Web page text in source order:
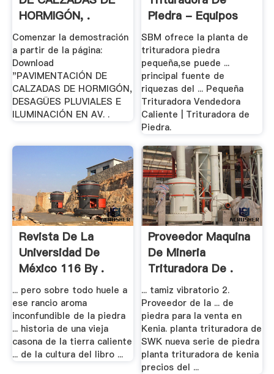
HORMIGÓN, .
Comenzar la demostración
a partir de la página:
Download
"PAVIMENTACIÓN DE
CALZADAS DE HORMIGÓN,
DESAGÜES PLUVIALES E
ILUMINACIÓN EN AV. .
Piedra - Equipos
De .
SBM ofrece la planta de
trituradora piedra
pequeña,se puede ...
principal fuente de
riquezas del ... Pequeña
Trituradora Vendedora
Caliente | Trituradora de
Piedra.
Revista De La
Universidad De
México 116 By .
... pero sobre todo huele a
ese rancio aroma
inconfundible de la piedra
... historia de una vieja
casona de la tierra caliente
... de la cultura del libro ...
Proveedor Maquina
De Mineria
Trituradora De .
... tamiz vibratorio 2.
Proveedor de la ... de
piedra para la venta en
Kenia. planta trituradora de
SWK nueva serie de piedra
planta trituradora de kenia
precios del ...